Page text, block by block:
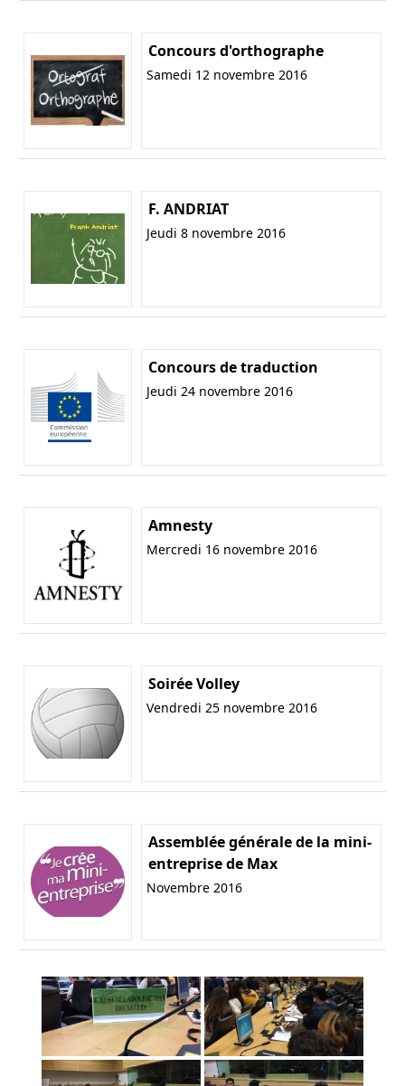
Concours d'orthographe
Samedi 12 novembre 2016
F. ANDRIAT
Jeudi 8 novembre 2016
Concours de traduction
Jeudi 24 novembre 2016
Amnesty
Mercredi 16 novembre 2016
Soirée Volley
Vendredi 25 novembre 2016
Assemblée générale de la mini-
entreprise de Max
Novembre 2016